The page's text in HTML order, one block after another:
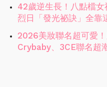
42歲逆生長！八點檔
烈日「發光祕訣」全靠
2026美妝聯名超可愛
Crybaby、3CE聯名超